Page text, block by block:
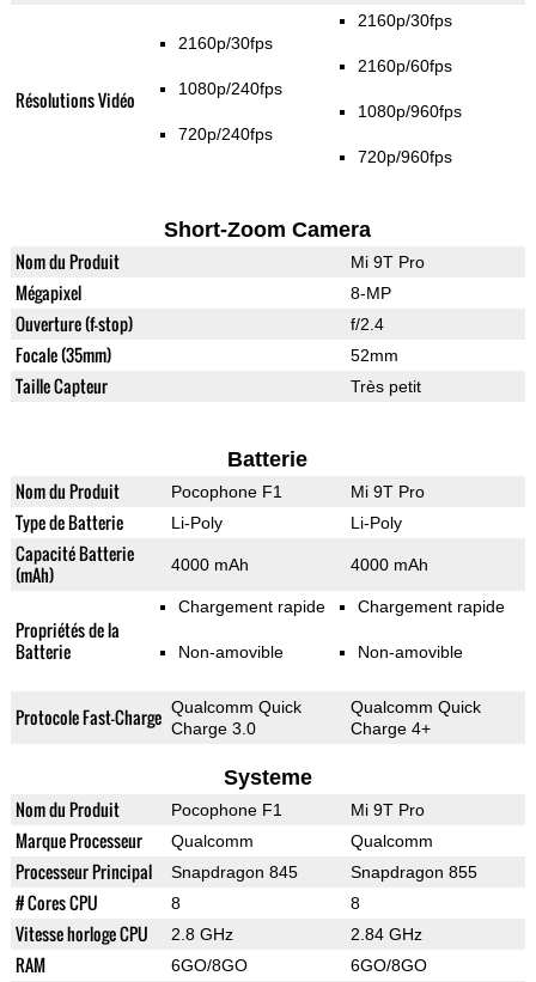
Résolutions Vidéo
2160p/30fps
1080p/240fps
720p/240fps
2160p/30fps
2160p/60fps
1080p/960fps
720p/960fps
Short-Zoom Camera
Nom du Produit Mi 9T Pro
Mégapixel 8-MP
Ouverture (f-stop) f/2.4
Focale (35mm) 52mm
Taille Capteur Très petit
Batterie
Nom du Produit Pocophone F1 Mi 9T Pro
Type de Batterie Li-Poly Li-Poly
Capacité Batterie
(mAh)
4000 mAh 4000 mAh
Propriétés de la
Batterie
Chargement rapide
Non-amovible
Chargement rapide
Non-amovible
Protocole Fast-Charge Qualcomm Quick
Charge 3.0
Qualcomm Quick
Charge 4+
Systeme
Nom du Produit Pocophone F1 Mi 9T Pro
Marque Processeur Qualcomm Qualcomm
Processeur Principal Snapdragon 845 Snapdragon 855
# Cores CPU 8 8
Vitesse horloge CPU 2.8 GHz 2.84 GHz
RAM 6GO/8GO 6GO/8GO